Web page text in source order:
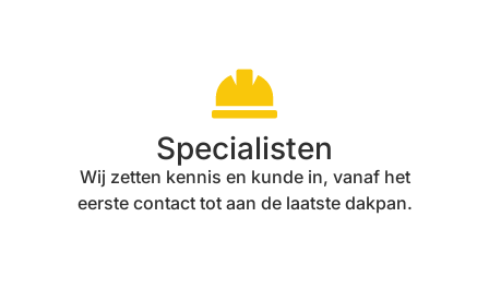
Specialisten
Wij zetten kennis en kunde in, vanaf het
eerste contact tot aan de laatste dakpan.